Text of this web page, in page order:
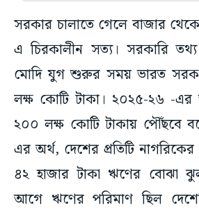
সরকার চালাতে গেলে বাজার
এ চিরকালীন সত্য। সরকারি
মোদি যুগ শুরুর সময় ভারত
লক্ষ কোটি টাকা। ২০২৫-২৬ -এর
২০০ লক্ষ কোটি টাকায় পৌঁছবে
এর অর্থ, দেশের প্রতিটি
৪২ হাজার টাকা ঋণের বোঝা
আগে ঋণের পরিমাণ ছিল